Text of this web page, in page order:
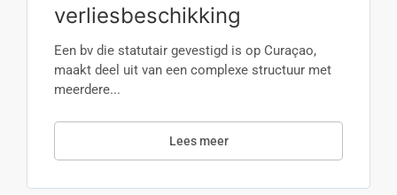
verliesbeschikking
Een bv die statutair gevestigd is op Curaçao,
maakt deel uit van een complexe structuur met
meerdere...
Lees meer